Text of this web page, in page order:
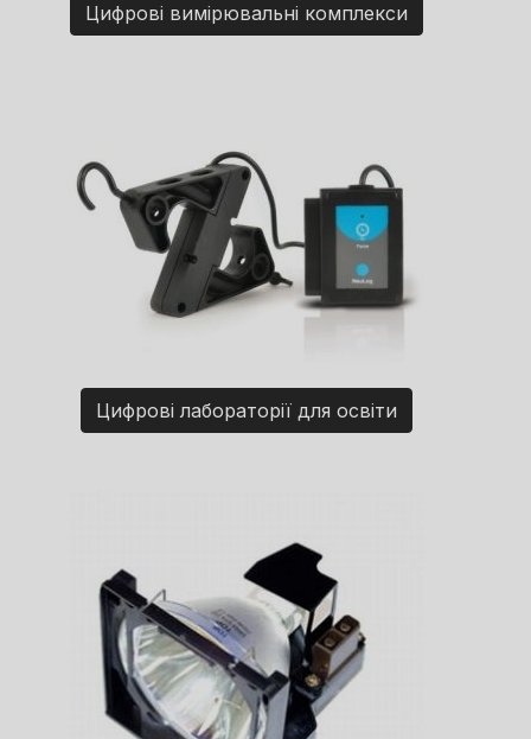
Цифрові вимірювальні комплекси
Цифрові лабораторії для освіти